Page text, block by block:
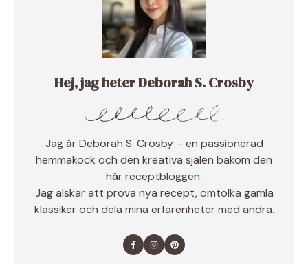
Hej, jag heter Deborah S. Crosby
Jag är Deborah S. Crosby – en passionerad
hemmakock och den kreativa själen bakom den
här receptbloggen.
Jag älskar att prova nya recept, omtolka gamla
klassiker och dela mina erfarenheter med andra.